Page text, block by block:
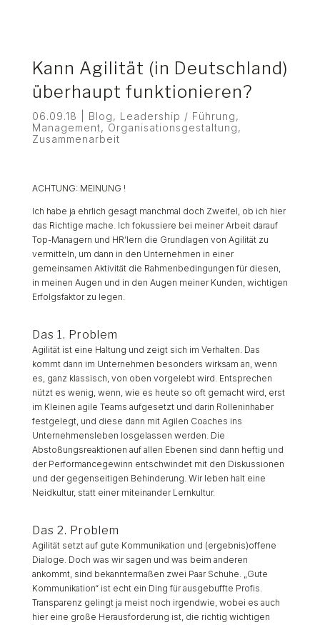
Kann Agilität (in Deutschland)
überhaupt funktionieren?
06.09.18 Blog, Leadership / Führung,
Management, Organisationsgestaltung,
Zusammenarbeit
ACHTUNG: MEINUNG !
Ich habe ja ehrlich gesagt manchmal doch Zweifel, ob ich hier
das Richtige mache. Ich fokussiere bei meiner Arbeit darauf
Top-Managern und HR’lern die Grundlagen von Agilität zu
vermitteln, um dann in den Unternehmen in einer
gemeinsamen Aktivität die Rahmenbedingungen für diesen,
in meinen Augen und in den Augen meiner Kunden, wichtigen
Erfolgsfaktor zu legen.
Das 1. Problem
Agilität ist eine Haltung und zeigt sich im Verhalten. Das
kommt dann im Unternehmen besonders wirksam an, wenn
es, ganz klassisch, von oben vorgelebt wird. Entsprechen
nützt es wenig, wenn, wie es heute so oft gemacht wird, erst
im Kleinen agile Teams aufgesetzt und darin Rolleninhaber
festgelegt, und diese dann mit Agilen Coaches ins
Unternehmensleben losgelassen werden. Die
Abstoßungsreaktionen auf allen Ebenen sind dann heftig und
der Performancegewinn entschwindet mit den Diskussionen
und der gegenseitigen Behinderung. Wir leben halt eine
Neidkultur, statt einer miteinander Lernkultur.
Das 2. Problem
Agilität setzt auf gute Kommunikation und (ergebnis)offene
Dialoge. Doch was wir sagen und was beim anderen
ankommt, sind bekanntermaßen zwei Paar Schuhe. „Gute
Kommunikation“ ist echt ein Ding für ausgebuffte Profis.
Transparenz gelingt ja meist noch irgendwie, wobei es auch
hier eine große Herausforderung ist, die richtig wichtigen